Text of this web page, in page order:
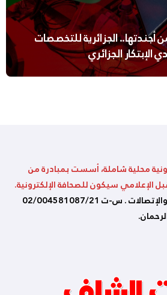
أجندتها.. الجزائرية للتخصصات
الإبتكار الجزائري
محلية شاملة، أسست بمبادرة من
الإعلامي سيكون للصحافة الإلكترونية.
تصدر عن – وكالة الصحافة والإتصالات . س-ت 02/004581087/21